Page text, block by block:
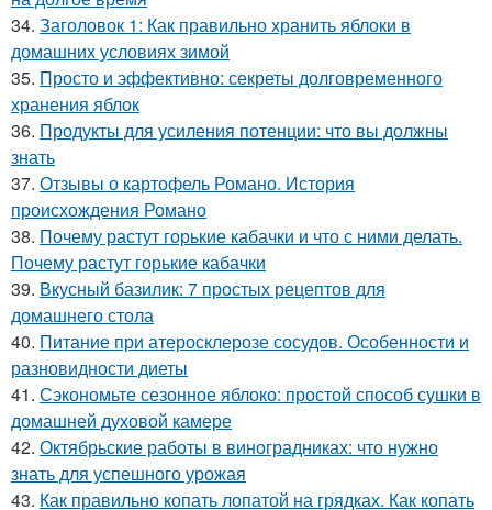
34. Заголовок 1: Как правильно хранить яблоки в
домашних условиях зимой
35. Просто и эффективно: секреты долговременного
хранения яблок
36. Продукты для усиления потенции: что вы должны
знать
37. Отзывы о картофель Романо. История
происхождения Романо
38. Почему растут горькие кабачки и что с ними делать.
Почему растут горькие кабачки
39. Вкусный базилик: 7 простых рецептов для
домашнего стола
40. Питание при атеросклерозе сосудов. Особенности и
разновидности диеты
41. Сэкономьте сезонное яблоко: простой способ сушки в
домашней духовой камере
42. Октябрьские работы в виноградниках: что нужно
знать для успешного урожая
43. Как правильно копать лопатой на грядках. Как копать